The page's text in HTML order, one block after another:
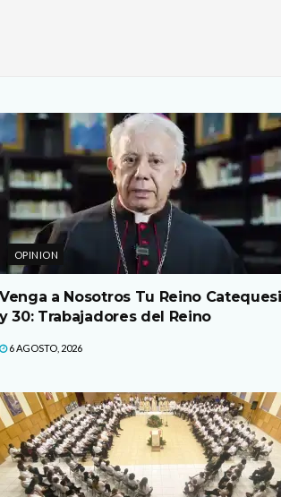
OPINION
Venga a Nosotros Tu Reino
y 30: Trabajadores del Reino
6 AGOSTO, 2026